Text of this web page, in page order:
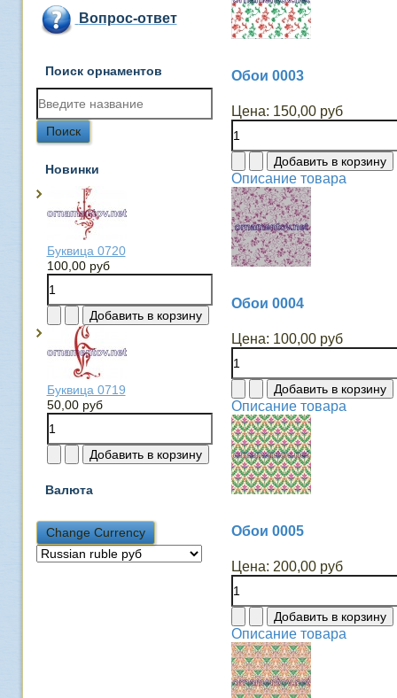
Вопрос-ответ
Поиск орнаментов
Новинки
Буквица 0720
100,00 руб
Буквица 0719
50,00 руб
Валюта
Обои 0003
Цена: 150,00 руб
Описание товара
Обои 0004
Цена: 100,00 руб
Описание товара
Обои 0005
Цена: 200,00 руб
Описание товара